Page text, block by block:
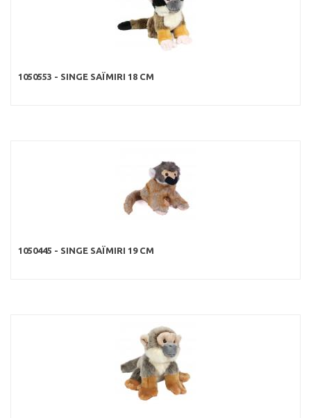
1050553 - SINGE SAÏMIRI 18 CM
1050445 - SINGE SAÏMIRI 19 CM